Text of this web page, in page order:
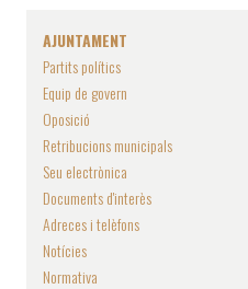
AJUNTAMENT
Partits polítics
Equip de govern
Oposició
Retribucions municipals
Seu electrònica
Documents d'interès
Adreces i telèfons
Notícies
Normativa